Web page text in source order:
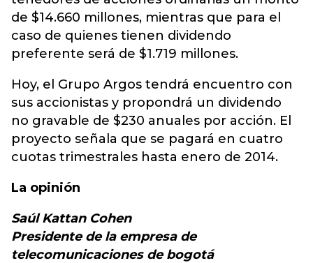
de $14.660 millones, mientras que para el
caso de quienes tienen dividendo
preferente será de $1.719 millones.
Hoy, el Grupo Argos tendrá encuentro con
sus accionistas y propondrá un dividendo
no gravable de $230 anuales por acción. El
proyecto señala que se pagará en cuatro
cuotas trimestrales hasta enero de 2014.
La opinión
Saúl Kattan Cohen
Presidente de la empresa de
telecomunicaciones de bogotá